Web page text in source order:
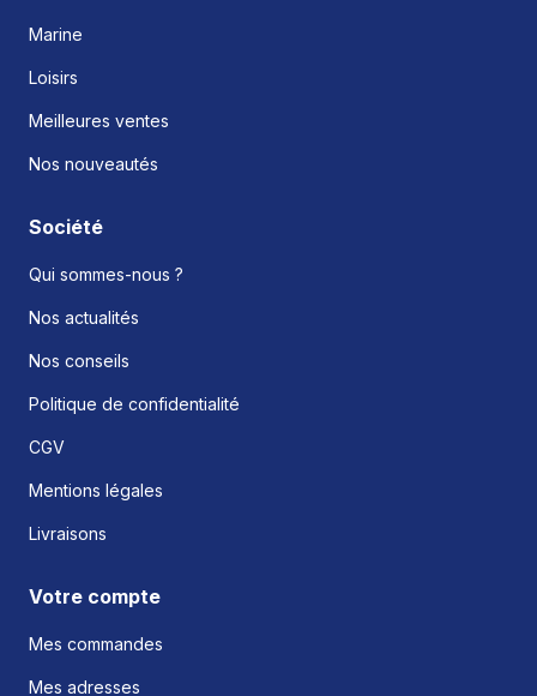
Marine
Loisirs
Meilleures ventes
Nos nouveautés
Société
Qui sommes-nous ?
Nos actualités
Nos conseils
Politique de confidentialité
CGV
Mentions légales
Livraisons
Votre compte
Mes commandes
Mes adresses